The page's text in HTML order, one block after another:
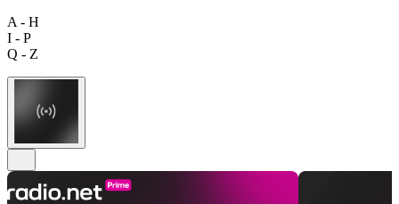
A - H
I - P
Q - Z